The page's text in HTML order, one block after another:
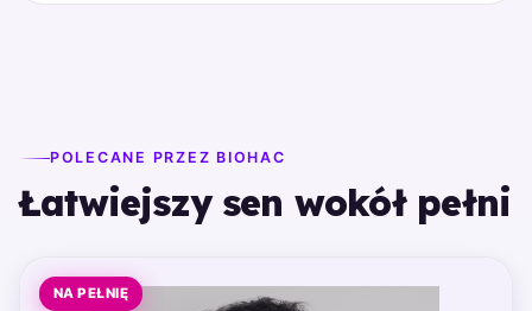
POLECANE PRZEZ BIOHAC
Łatwiejszy sen wokół pełni
NA PEŁNIĘ